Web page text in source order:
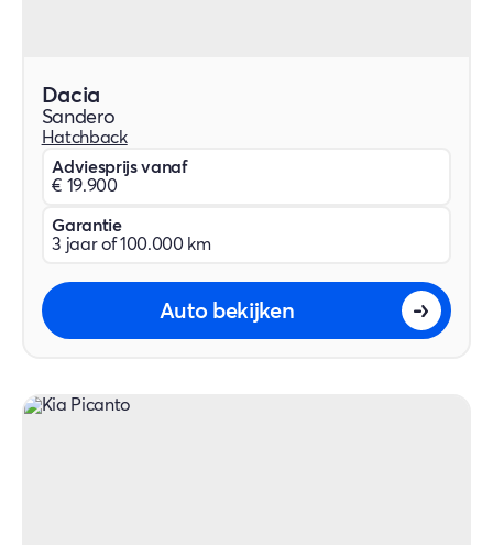
Dacia
Sandero
Hatchback
Adviesprijs vanaf
€ 19.900
Garantie
3 jaar of 100.000 km
Auto bekijken